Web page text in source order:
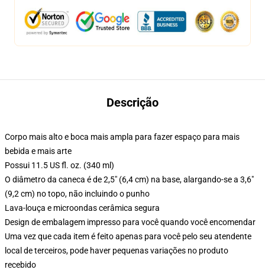
Descrição
Corpo mais alto e boca mais ampla para fazer espaço para mais
bebida e mais arte
Possui 11.5 US fl. oz. (340 ml)
O diâmetro da caneca é de 2,5" (6,4 cm) na base, alargando-se a 3,6"
(9,2 cm) no topo, não incluindo o punho
Lava-louça e microondas cerâmica segura
Design de embalagem impresso para você quando você encomendar
Uma vez que cada item é feito apenas para você pelo seu atendente
local de terceiros, pode haver pequenas variações no produto
recebido